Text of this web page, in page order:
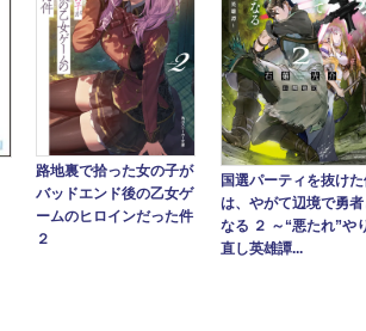
路地裏で拾った女の子が
バッドエンド後の乙女ゲ
ームのヒロインだった件
２
国選パーティを抜けた
は、やがて辺境で勇者
なる ２ ～“悪たれ”や
直し英雄譚...